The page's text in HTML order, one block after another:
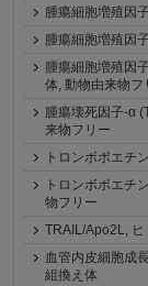
腫瘍細胞増殖因
腫瘍細胞増殖因
腫瘍細胞増殖因
体, 動物由来物フ
腫瘍壊死因子-α
来物フリー
トロンボポエチ
トロンボポエチ
物フリー
TRAIL/Apo2L, ヒ
血管内皮細胞成
組換え体